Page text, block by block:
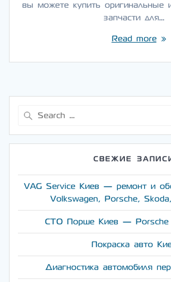
вы можете купить оригинальные
запчасти для…
Read more
СВЕЖИЕ
VAG Service Киев — ремонт и
Volkswagen, Porsche,
СТО Порше Киев — Porsche
Покраска авто
Диагностика автомобиля